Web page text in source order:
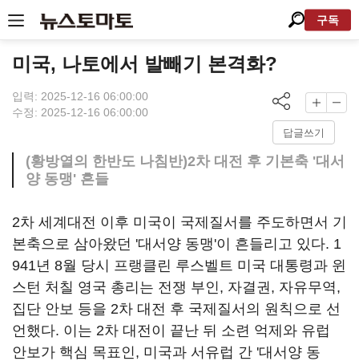
구독
미국, 나토에서 발빼기 본격화?
입력: 2025-12-16 06:00:00
수정: 2025-12-16 06:00:00
답글쓰기
(황방열의 한반도 나침반)2차 대전 후 기본축 '대서
양 동맹' 흔들
2차 세계대전 이후 미국이 국제질서를 주도하면서 기
본축으로 삼아왔던 '대서양 동맹'이 흔들리고 있다. 1
941년 8월 당시 프랭클린 루스벨트 미국 대통령과 윈
스턴 처칠 영국 총리는 전쟁 부인, 자결권, 자유무역,
집단 안보 등을 2차 대전 후 국제질서의 원칙으로 선
언했다. 이는 2차 대전이 끝난 뒤 소련 억제와 유럽
안보가 핵심 목표인, 미국과 서유럽 간 '대서양 동